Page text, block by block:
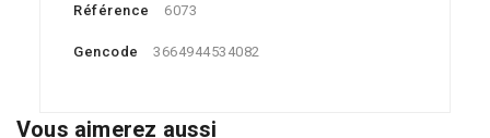
Référence 6073
Gencode 3664944534082
Vous aimerez aussi